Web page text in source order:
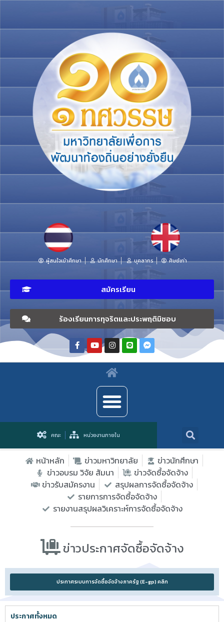
ผู้สนใจเข้าศึกษา นักศึกษา บุคลากร ศิษย์เก่า
สมัครเรียน
ร้องเรียนการทุจริตและประพฤติมิชอบ
คณะ หน่วยงานภายใน
หน้าหลัก ข่าวมหาวิทยาลัย
ข่าวนักศึกษา
ข่าวอบรม วิจัย สัมนา
ข่าวจัดซื้อจัดจ้าง
ข่าวรับสมัครงาน
สรุปผลการจัดซื้อจัดจ้าง
รายการการจัดซื้อจัดจ้าง
รายงานสรุปผลวิเคราะห์การจัดซื้อจัดจ้าง
ข่าวประกาศจัดซื้อจัดจ้าง​
ประกาศระบบการจัดซื้อจัดจ้างภาครัฐ (E-gp) คลิก
ประกาศทั้งหมด